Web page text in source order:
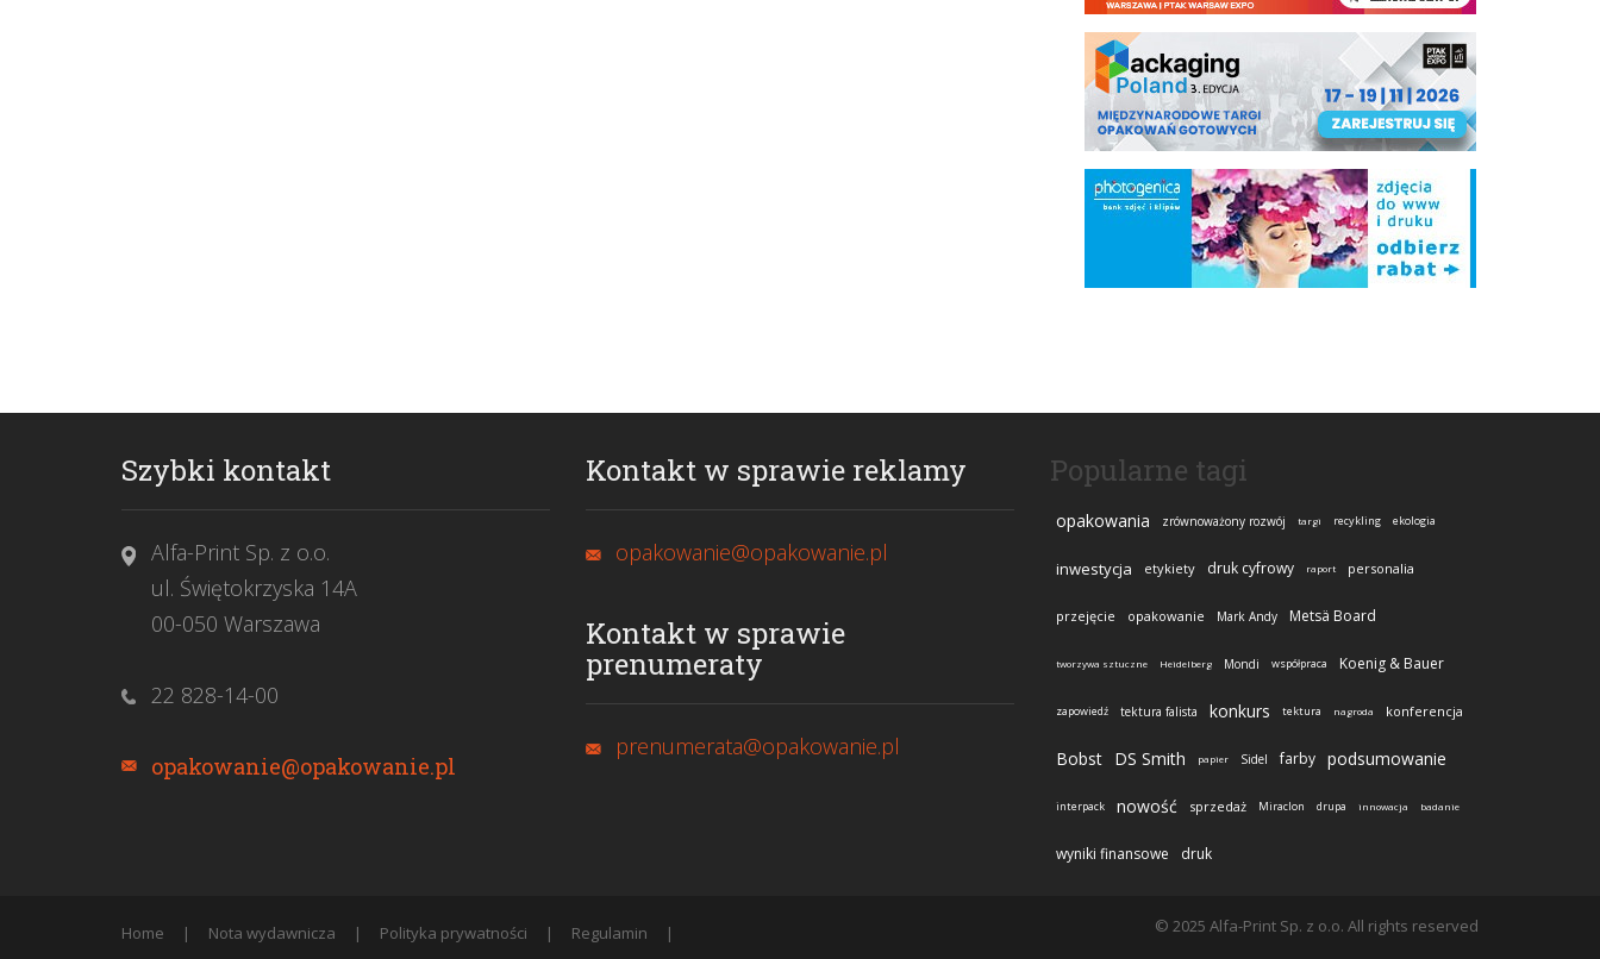
Szybki kontakt
Alfa-Print Sp. z o.o.
ul. Świętokrzyska 14A
00-050 Warszawa
22 828-14-00
opakowanie@opakowanie.pl
Kontakt w sprawie reklamy
opakowanie@opakowanie.pl
Kontakt w sprawie
prenumeraty
prenumerata@opakowanie.pl
Popularne tagi
opakowania zrównoważony rozwój targi recykling ekologia
inwestycja etykiety druk cyfrowy raport personalia
przejęcie opakowanie Mark Andy Metsä Board
tworzywa sztuczne Heidelberg Mondi współpraca Koenig & Bauer
zapowiedź tektura falista konkurs tektura nagroda konferencja
Bobst DS Smith papier Sidel farby podsumowanie
interpack nowość sprzedaż Miraclon drupa innowacja badanie
wyniki finansowe druk
Home Nota wydawnicza Polityka prywatności Regulamin © 2025 Alfa-Print Sp. z o.o. All rights reserved